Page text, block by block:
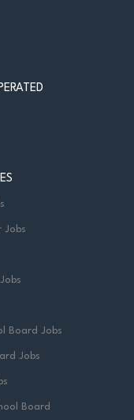
Jobs
Board Jobs
Jobs
Board